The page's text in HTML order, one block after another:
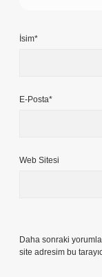
İsim*
E-Posta*
Web Sitesi
Daha sonraki
site adresim bu